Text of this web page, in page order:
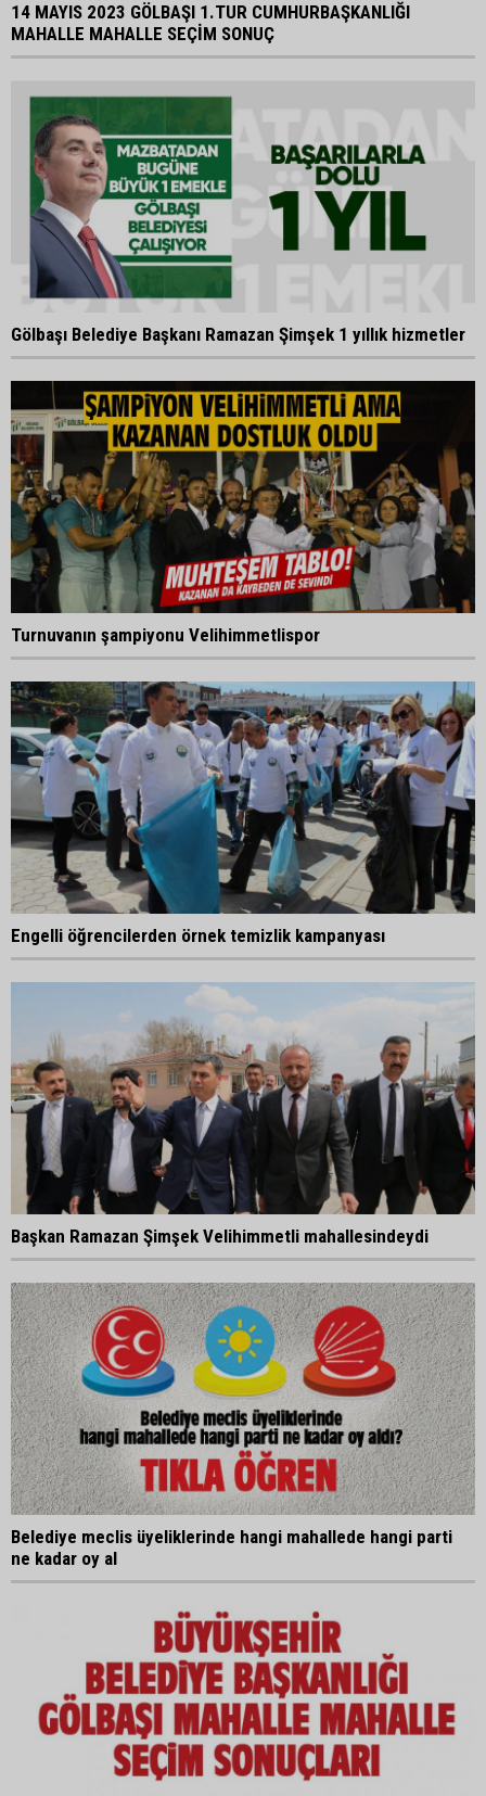
14 MAYIS 2023 GÖLBAŞI 1.TUR CUMHURBAŞKANLIĞI
MAHALLE MAHALLE SEÇİM SONUÇ
Gölbaşı Belediye Başkanı Ramazan Şimşek 1 yıllık hizmetler
Turnuvanın şampiyonu Velihimmetlispor
Engelli öğrencilerden örnek temizlik kampanyası
Başkan Ramazan Şimşek Velihimmetli mahallesindeydi
Belediye meclis üyeliklerinde hangi mahallede hangi parti
ne kadar oy al